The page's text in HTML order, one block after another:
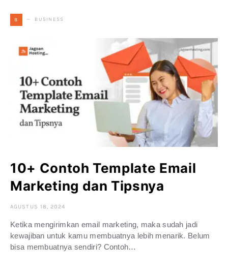
B BUSINESS
10+ Contoh Template Email
Marketing dan Tipsnya
AGUSTUS 18, 2024
Ketika mengirimkan email marketing, maka sudah jadi
kewajiban untuk kamu membuatnya lebih menarik. Belum
bisa membuatnya sendiri? Contoh…